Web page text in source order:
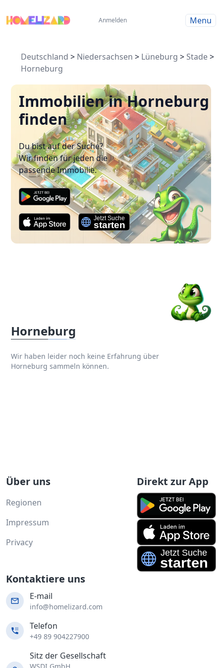
Anmelden Menu
Deutschland > Niedersachsen > Lüneburg > Stade>
Horneburg
Immobilien in Horneburg
finden
Du bist auf der Suche?
Wir finden für jeden die
passende Immobilie.
Horneburg
Wir haben leider noch keine Erfahrung über
Horneburg sammeln können.
Über uns
Regionen
Impressum
Privacy
Direkt zur App
Kontaktiere uns
E-mail
info@homelizard.com
Telefon
+49 89 904227900
Sitz der Gesellschaft